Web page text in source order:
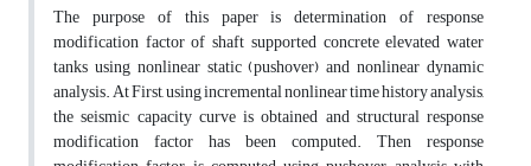
The purpose of this paper is determination of response
modification factor of shaft supported concrete elevated water
tanks using nonlinear static (pushover) and nonlinear dynamic
analysis. At First, using incremental nonlinear time history analysis,
the seismic capacity curve is obtained and structural response
modification factor has been computed. Then response